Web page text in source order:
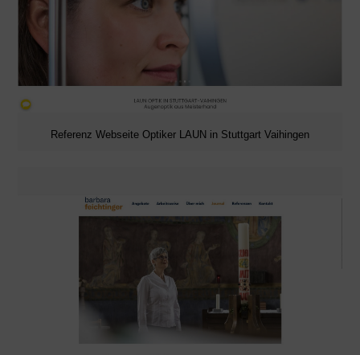
Referenz Webseite Optiker LAUN in Stuttgart Vaihingen